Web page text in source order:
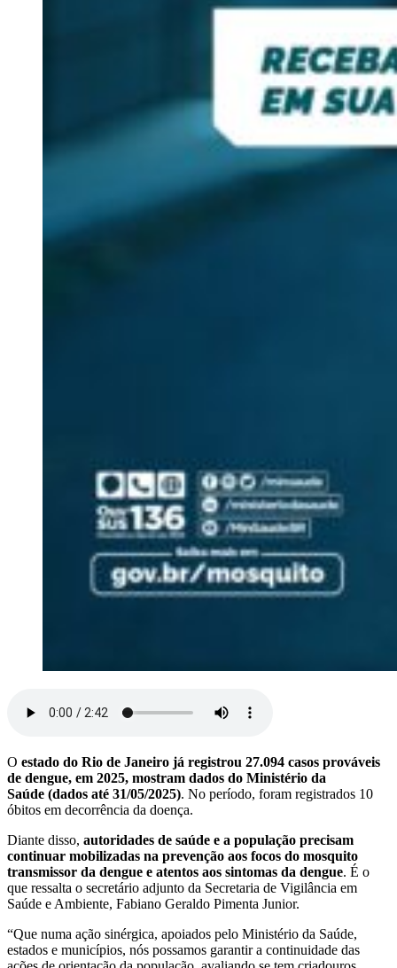
O estado do Rio de Janeiro já registrou 27.094 casos prováveis
de dengue, em 2025, mostram dados do Ministério da
Saúde (dados até 31/05/2025). No período, foram registrados 10
óbitos em decorrência da doença.
Diante disso, autoridades de saúde e a população precisam
continuar mobilizadas na prevenção aos focos do mosquito
transmissor da dengue e atentos aos sintomas da dengue. É o
que ressalta o secretário adjunto da Secretaria de Vigilância em
Saúde e Ambiente, Fabiano Geraldo Pimenta Junior.
“Que numa ação sinérgica, apoiados pelo Ministério da Saúde,
estados e municípios, nós possamos garantir a continuidade das